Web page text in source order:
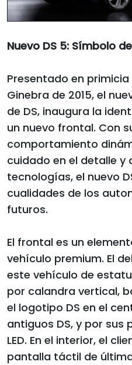
Nuevo DS 5: Símbolo
Presentado en
Ginebra de 2015, el
de DS, inaugura la
un nuevo frontal. Con
comportamiento
cuidado en el detalle y
tecnologías, el nuevo
cualidades de los
futuros.
El frontal es un
vehículo premium. El
este vehículo de
por calandra vertical,
el logotipo DS en el
antiguos DS, y por sus
LED. En el interior, el
pantalla táctil de